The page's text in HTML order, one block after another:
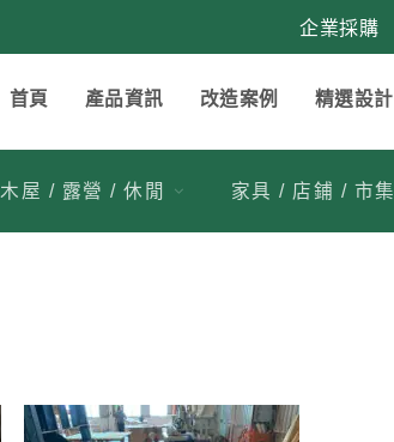
企業採購
首頁 產品資訊 改造案例 精選設計
木屋 / 露營 / 休閒 家具 / 店鋪 / 市集